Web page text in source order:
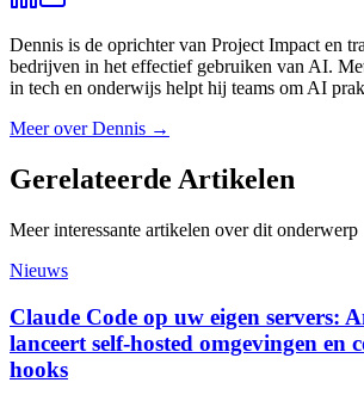
Dennis is de oprichter van Project Impact en
bedrijven in het effectief gebruiken van AI.
in tech en onderwijs helpt hij teams om AI
Meer overDennis →
Gerelateerde Artikelen
Meer interessante artikelen over dit onderwerp
Nieuws
Claude Code op uw eigen servers:
lanceert self-hosted omgevingen en
hooks